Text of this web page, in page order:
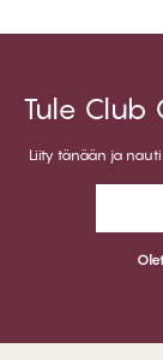
Tule Club
Liity tänään ja